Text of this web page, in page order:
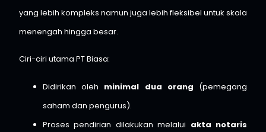
yang lebih kompleks namun juga lebih fleksibel untuk skala
menengah hingga besar.
Ciri-ciri utama PT Biasa:
Didirikan oleh minimal dua orang (pemegang
saham dan pengurus).
Proses pendirian dilakukan melalui akta notaris